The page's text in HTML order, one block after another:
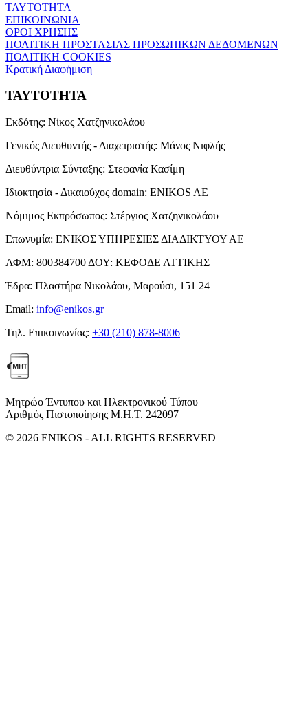
ΤΑΥΤΟΤΗΤΑ
ΕΠΙΚΟΙΝΩΝΙΑ
ΟΡΟΙ ΧΡΗΣΗΣ
ΠΟΛΙΤΙΚΗ ΠΡΟΣΤΑΣΙΑΣ ΠΡΟΣΩΠΙΚΩΝ ΔΕΔΟΜΕΝΩΝ
ΠΟΛΙΤΙΚΗ COOKIES
Κρατική Διαφήμιση
ΤΑΥΤΟΤΗΤΑ
Εκδότης: Νίκος Χατζηνικολάου
Γενικός Διευθυντής - Διαχειριστής: Μάνος Νιφλής
Διευθύντρια Σύνταξης: Στεφανία Κασίμη
Ιδιοκτησία - Δικαιούχος domain: ENIKOS AE
Νόμιμος Εκπρόσωπος: Στέργιος Χατζηνικολάου
Επωνυμία: ΕΝΙΚΟΣ ΥΠΗΡΕΣΙΕΣ ΔΙΑΔΙΚΤΥΟΥ ΑΕ
ΑΦΜ: 800384700 ΔΟΥ: ΚΕΦΟΔΕ ΑΤΤΙΚΗΣ
Έδρα: Πλαστήρα Νικολάου, Μαρούσι, 151 24
Email: info@enikos.gr
Τηλ. Επικοινωνίας: +30 (210) 878-8006
Μητρώο Έντυπου και Ηλεκτρονικού Τύπου
Αριθμός Πιστοποίησης Μ.Η.Τ. 242097
© 2026 ENIKOS - ALL RIGHTS RESERVED